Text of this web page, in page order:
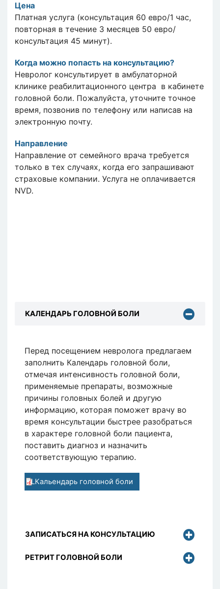
Цена
Платная услуга (консультация 60 евро/1 час,
повторная в течение 3 месяцев 50 евро/
консультация 45 минут).
Когда можно попасть на консультацию?
Невролог консультирует в амбулаторной
клинике реабилитационного центра в кабинете
головной боли. Пожалуйста, уточните точное
время, позвонив по телефону или написав на
электронную почту.
Направление
Направление от семейного врача требуется
только в тех случаях, когда его запрашивают
страховые компании. Услуга не оплачивается
NVD.
КАЛЕНДАРЬ ГОЛОВНОЙ БОЛИ
Перед посещением невролога предлагаем
заполнить Календарь головной боли,
отмечая интенсивность головной боли,
применяемые препараты, возможные
причины головных болей и другую
информацию, которая поможет врачу во
время консультации быстрее разобраться
в характере головной боли пациента,
поставить диагноз и назначить
соответствующую терапию.
LКальендарь головной боли
ЗАПИСАТЬСЯ НА КОНСУЛЬТАЦИЮ
РЕТРИТ ГОЛОВНОЙ БОЛИ